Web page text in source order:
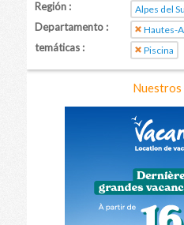
Región : Alpes del
Departamento : Hautes-
temáticas : Piscina